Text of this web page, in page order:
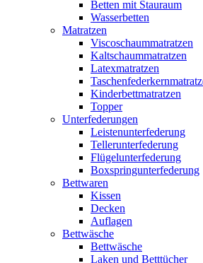
Betten mit Stauraum
Wasserbetten
Matratzen
Viscoschaummatratzen
Kaltschaummatratzen
Latexmatratzen
Kinderbettmatratzen
Topper
Unterfederungen
Leistenunterfederung
Tellerunterfederung
Flügelunterfederung
Boxspringunterfederung
Bettwaren
Kissen
Decken
Auflagen
Bettwäsche
Bettwäsche
Laken und Betttücher